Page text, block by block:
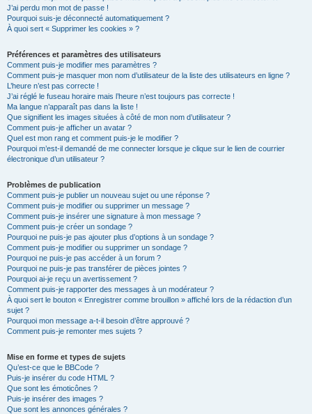
J’ai perdu mon mot de passe !
Pourquoi suis-je déconnecté automatiquement ?
À quoi sert « Supprimer les cookies » ?
Préférences et paramètres des utilisateurs
Comment puis-je modifier mes paramètres ?
Comment puis-je masquer mon nom d’utilisateur de la liste des utilisateurs en ligne ?
L’heure n’est pas correcte !
J’ai réglé le fuseau horaire mais l’heure n’est toujours pas correcte !
Ma langue n’apparaît pas dans la liste !
Que signifient les images situées à côté de mon nom d’utilisateur ?
Comment puis-je afficher un avatar ?
Quel est mon rang et comment puis-je le modifier ?
Pourquoi m’est-il demandé de me connecter lorsque je clique sur le lien de courrier
électronique d’un utilisateur ?
Problèmes de publication
Comment puis-je publier un nouveau sujet ou une réponse ?
Comment puis-je modifier ou supprimer un message ?
Comment puis-je insérer une signature à mon message ?
Comment puis-je créer un sondage ?
Pourquoi ne puis-je pas ajouter plus d’options à un sondage ?
Comment puis-je modifier ou supprimer un sondage ?
Pourquoi ne puis-je pas accéder à un forum ?
Pourquoi ne puis-je pas transférer de pièces jointes ?
Pourquoi ai-je reçu un avertissement ?
Comment puis-je rapporter des messages à un modérateur ?
À quoi sert le bouton « Enregistrer comme brouillon » affiché lors de la rédaction d’un
sujet ?
Pourquoi mon message a-t-il besoin d’être approuvé ?
Comment puis-je remonter mes sujets ?
Mise en forme et types de sujets
Qu’est-ce que le BBCode ?
Puis-je insérer du code HTML ?
Que sont les émoticônes ?
Puis-je insérer des images ?
Que sont les annonces générales ?